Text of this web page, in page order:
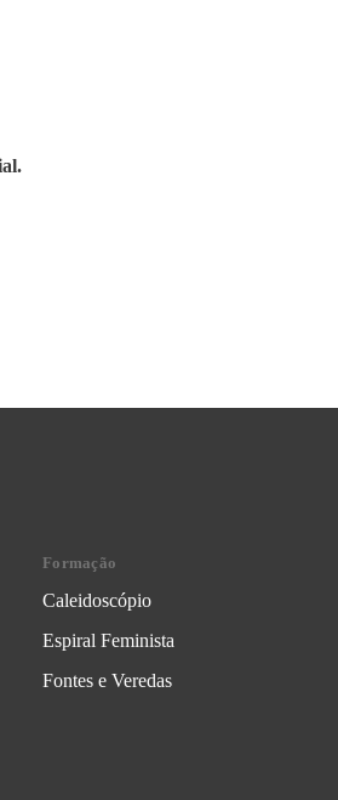
Formação
Caleidoscópio
Espiral Feminista
Fontes e Veredas